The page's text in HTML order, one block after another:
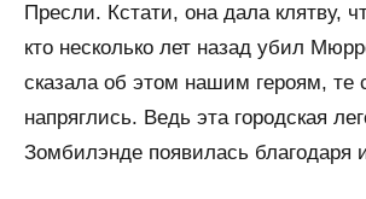
Пресли. Кстати, она дала клятву,
кто несколько лет назад убил
сказала об этом нашим героям, те
напряглись. Ведь эта городская
Зомбилэнде появилась благодаря